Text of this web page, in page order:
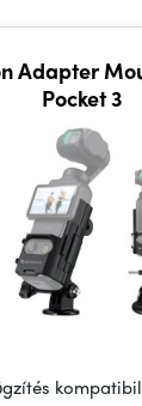
Adapter
Pocket 3